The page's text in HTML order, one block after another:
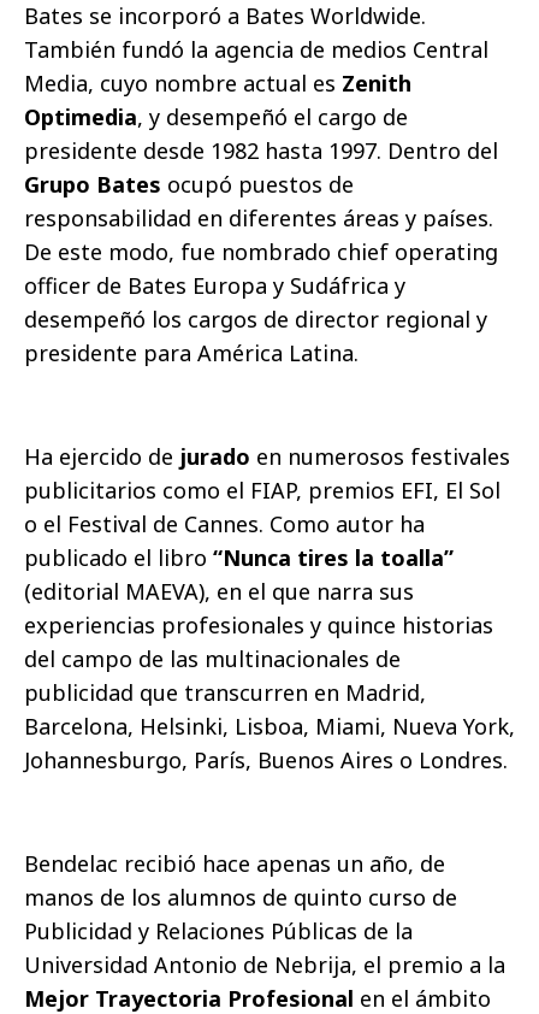
Bates se incorporó a Bates Worldwide.
También fundó la agencia de medios Central
Media, cuyo nombre actual es Zenith
Optimedia, y desempeñó el cargo de
presidente desde 1982 hasta 1997. Dentro del
Grupo Bates ocupó puestos de
responsabilidad en diferentes áreas y países.
De este modo, fue nombrado chief operating
officer de Bates Europa y Sudáfrica y
desempeñó los cargos de director regional y
presidente para América Latina.
Ha ejercido de jurado en numerosos festivales
publicitarios como el FIAP, premios EFI, El Sol
o el Festival de Cannes. Como autor ha
publicado el libro “Nunca tires la toalla”
(editorial MAEVA), en el que narra sus
experiencias profesionales y quince historias
del campo de las multinacionales de
publicidad que transcurren en Madrid,
Barcelona, Helsinki, Lisboa, Miami, Nueva York,
Johannesburgo, París, Buenos Aires o Londres.
Bendelac recibió hace apenas un año, de
manos de los alumnos de quinto curso de
Publicidad y Relaciones Públicas de la
Universidad Antonio de Nebrija, el premio a la
Mejor Trayectoria Profesional en el ámbito